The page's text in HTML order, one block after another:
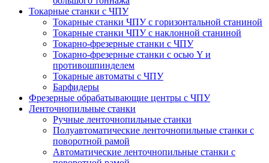
Токарные станки с ЧПУ
Токарные станки ЧПУ с горизонтальной станиной
Токарные станки ЧПУ с наклонной станиной
Токарно-фрезерные станки с ЧПУ
Токарно-фрезерные станки с осью Y и
противошпинделем
Токарные автоматы с ЧПУ
Барфидеры
Фрезерные обрабатывающие центры с ЧПУ
Ленточнопильные станки
Ручные ленточнопильные станки
Полуавтоматические ленточнопильные станки с
поворотной рамой
Автоматические ленточнопильные станки с